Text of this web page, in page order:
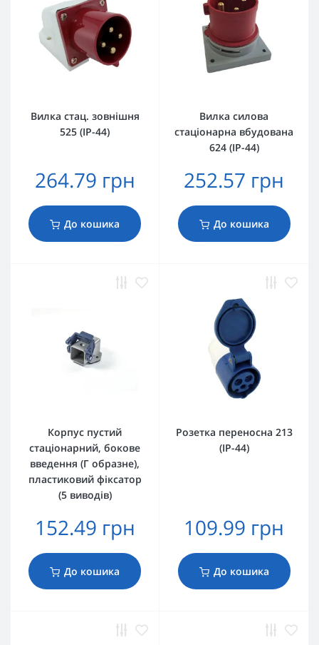
Вилка стац. зовнішня
525 (IP-44)
264.79 грн
До кошика
Вилка силова
стаціонарна вбудована
624 (IP-44)
252.57 грн
До кошика
Корпус пустий
стаціонарний, бокове
введення (Г образне),
пластиковий фіксатор
(5 виводів)
152.49 грн
До кошика
Розетка переносна 213
(IP-44)
109.99 грн
До кошика